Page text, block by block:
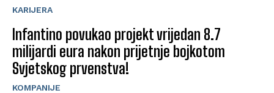
KARIJERA
Infantino povukao projekt vrijedan 8.7
milijardi eura nakon prijetnje bojkotom
Svjetskog prvenstva!
KOMPANIJE